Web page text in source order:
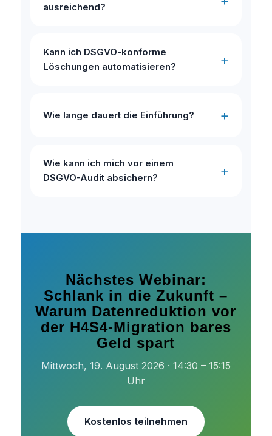
ausreichend?
Kann ich DSGVO-konforme
Löschungen automatisieren?
Wie lange dauert die Einführung?
Wie kann ich mich vor einem
DSGVO-Audit absichern?
Nächstes Webinar:
Schlank in die Zukunft –
Warum Datenreduktion vor
der H4S4-Migration bares
Geld spart
Mittwoch, 19. August 2026 · 14:30 – 15:15
Uhr
Kostenlos teilnehmen